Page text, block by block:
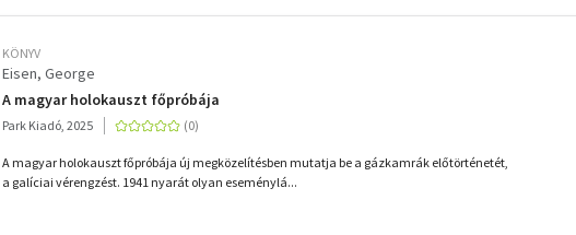
KÖNYV
Eisen, George
A magyar holokauszt főpróbája
Park Kiadó, 2025
A magyar holokauszt főpróbája új megközelítésben mutatja be a gázkamrák előtörténetét,
a galíciai vérengzést. 1941 nyarát olyan eseménylá...